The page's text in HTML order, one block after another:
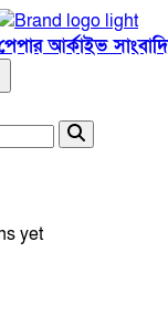
আর্কাইভ
yet